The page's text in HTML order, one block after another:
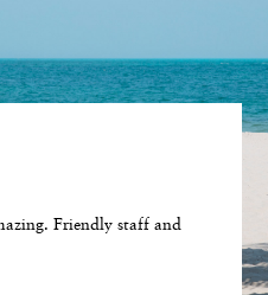
Friendly staff and